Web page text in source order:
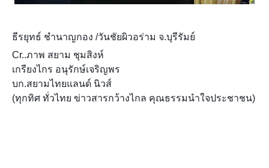
ธีรยุทธ์ ชำนาญกอง /วันชัยผิวอร่าม จ.บุรีรัมย์
Cr..ภาพ สยาม ชุมสิงห์
เกรียงไกร อนุรักษ์เจริญพร
บก.สยามไทยแลนด์ นิวส์
(ทุกทิศ ทั่วไทย ข่าวสารกว้างไกล คุณธรรมนำใจประชาชน)